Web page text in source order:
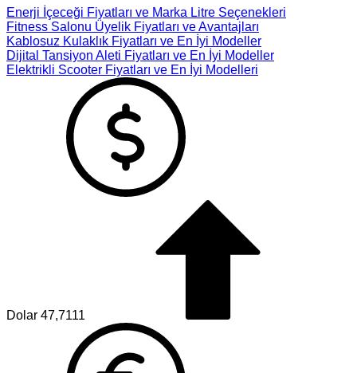
Enerji İçeceği Fiyatları ve Marka Litre Seçenekleri
Fitness Salonu Üyelik Fiyatları ve Avantajları
Kablosuz Kulaklık Fiyatları ve En İyi Modeller
Dijital Tansiyon Aleti Fiyatları ve En İyi Modeller
Elektrikli Scooter Fiyatları ve En İyi Modelleri
Dolar 47,7111